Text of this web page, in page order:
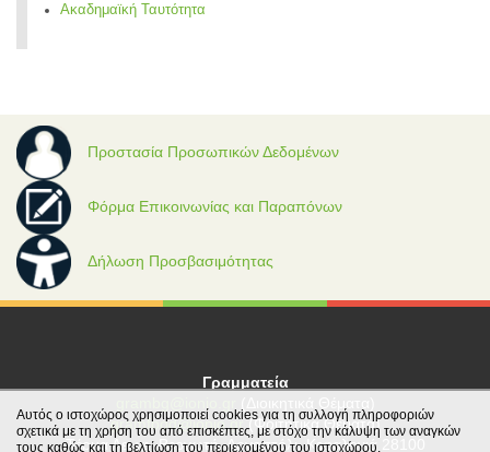
Ακαδημαϊκή Ταυτότητα
Προστασία Προσωπικών Δεδομένων
Φόρμα Επικοινωνίας και Παραπόνων
Δήλωση Προσβασιμότητας
Γραμματεία
gramfood@ionio.gr(Φοιτητικά Θέματα)
Tέρμα Λεωφ. Βεργωτή, Αργοστόλι, Κεφαλονιά 28100
Αυτός ο ιστοχώρος χρησιμοποιεί cookies για τη συλλογή πληροφοριών
σχετικά με τη χρήση του από επισκέπτες, με στόχο την κάλυψη των αναγκών
τους καθώς και τη βελτίωση του περιεχομένου του ιστοχώρου.